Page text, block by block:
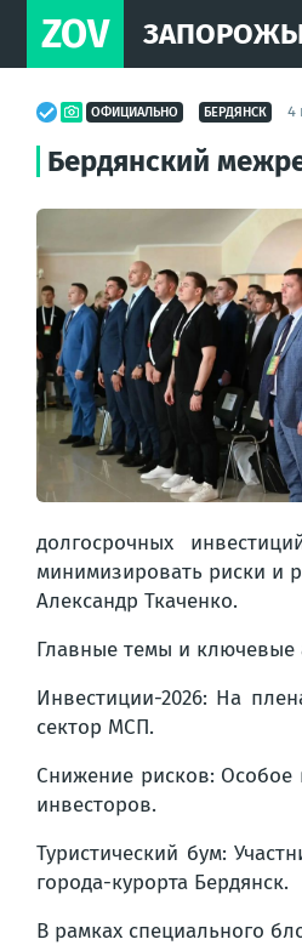
ZOV
ОФИЦИАЛЬНО БЕРДЯНСК 4
Бердянский
долгосрочных
минимизировать риски и
Александр Ткаченко.
Главные темы и ключевые
Инвестиции-2026: На
сектор МСП.
Снижение рисков: Особое
инвесторов.
Туристический бум:
города-курорта Бердянск.
В рамках специального